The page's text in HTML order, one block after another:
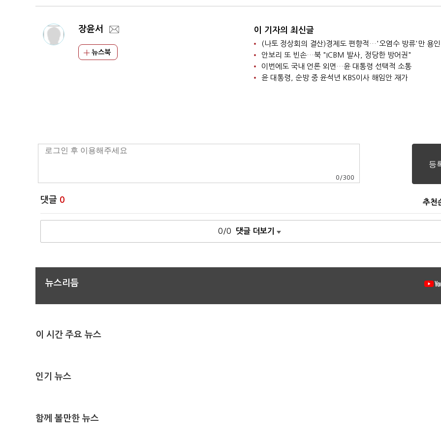
장윤서
뉴스북
이 기자의 최신글
(나토 정상회의 결산)경제도 편향적…'오염수 방류'만 용인
안보리 또 빈손…북 "ICBM 발사, 정당한 방어권"
이번에도 국내 언론 외면…윤 대통령 선택적 소통
윤 대통령, 순방 중 윤석년 KBS이사 해임안 재가
0 /300
댓글 0 추천
0/0 댓글 더보기
뉴스리듬
이 시간 주요 뉴스
인기 뉴스
함께 볼만한 뉴스